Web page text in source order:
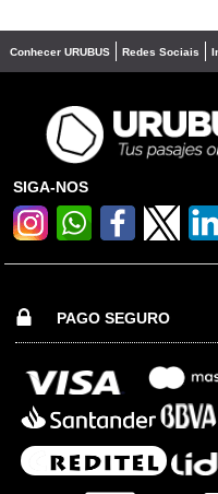
Conhecer URUBUS Redes Sociais
SIGA-NOS
PAGO SEGURO